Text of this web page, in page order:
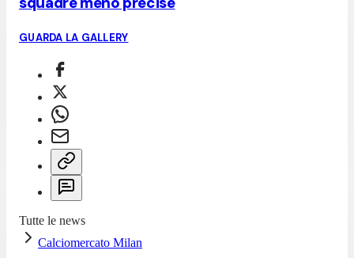
GUARDA LA GALLERY
Tutte le news
Calciomercato Milan